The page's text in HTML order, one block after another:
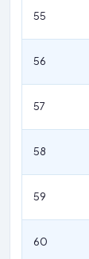
55
56
57
58
59
60